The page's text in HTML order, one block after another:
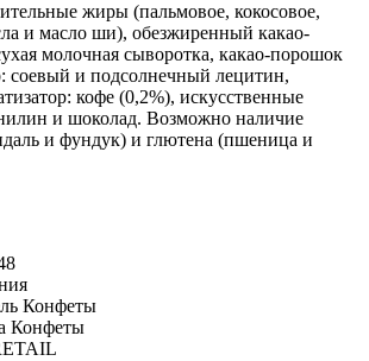
жиры (пальмовое, кокосовое,
и масло ши), обезжиренный какао-
молочная сыворотка, какао-порошок
соевый и подсолнечный лецитин,
кофе (0,2%), искусственные
и шоколад. Возможно наличие
и фундук) и глютена (пшеница и
Конфеты
Конфеты